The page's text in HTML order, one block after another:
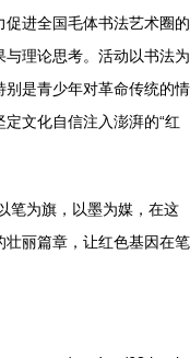
进全国毛体书法艺术圈的
理论思考。活动以书法为
是青少年对革命传统的情
文化自信注入澎湃的“红
笔为旗，以墨为媒，在这
丽篇章，让红色基因在笔